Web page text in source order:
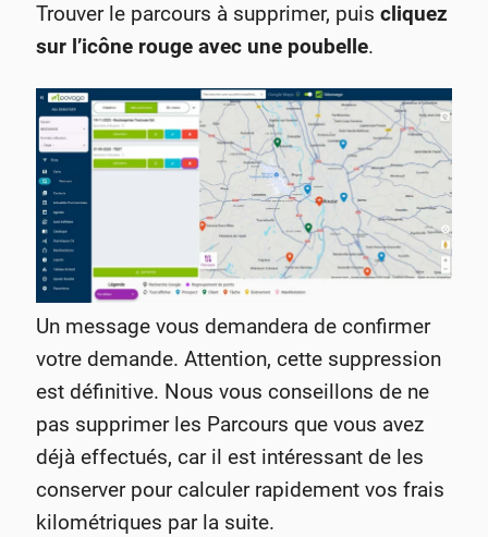
Trouver le parcours à supprimer, puiscliquez
sur l’icône rouge avec une poubelle.
Un message vous demandera de confirmer
votre demande. Attention, cette suppression
est définitive. Nous vous conseillons de ne
pas supprimer les Parcours que vous avez
déjà effectués, car il est intéressant de les
conserver pour calculer rapidement vos frais
kilométriques par la suite.